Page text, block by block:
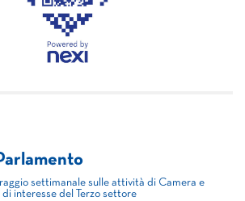
settimanale sulle attività di Camera e
di interesse del Terzo settore